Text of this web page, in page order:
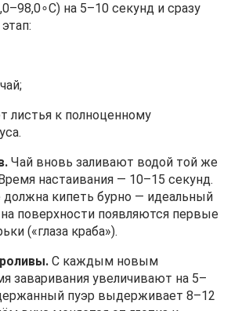
на 5–10 секунд и сразу
листья к полноценному
Чай вновь заливают водой той же
настаивания — 10–15 секунд.
должна кипеть бурно — идеальный
поверхности появляются первые
(«глаза краба»).
С каждым новым
заваривания увеличивают на 5–
пуэр выдерживает 8–12